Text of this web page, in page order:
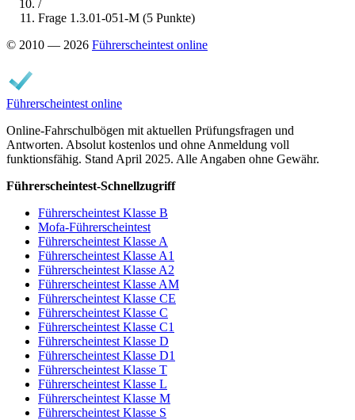
/
Frage 1.3.01-051-M (5 Punkte)
© 2010 — 2026 Führerscheintest online
Führerscheintest online
Online-Fahrschulbögen mit aktuellen Prüfungsfragen und
Antworten. Absolut kostenlos und ohne Anmeldung voll
funktionsfähig. Stand April 2025. Alle Angaben ohne Gewähr.
Führerscheintest-Schnellzugriff
Führerscheintest Klasse B
Mofa-Führerscheintest
Führerscheintest Klasse A
Führerscheintest Klasse A1
Führerscheintest Klasse A2
Führerscheintest Klasse AM
Führerscheintest Klasse CE
Führerscheintest Klasse C
Führerscheintest Klasse C1
Führerscheintest Klasse D
Führerscheintest Klasse D1
Führerscheintest Klasse T
Führerscheintest Klasse L
Führerscheintest Klasse M
Führerscheintest Klasse S